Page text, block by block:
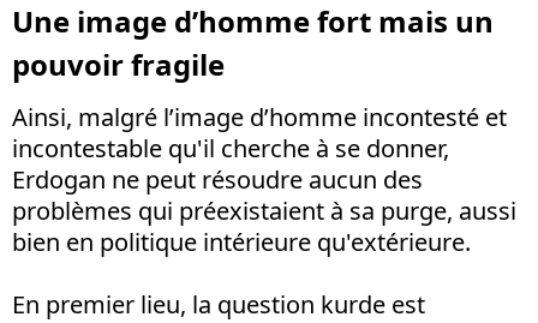
Une image d’homme fort mais un
pouvoir fragile
Ainsi, malgré l’image d’homme incontesté et
incontestable qu'il cherche à se donner,
Erdogan ne peut résoudre aucun des
problèmes qui préexistaient à sa purge, aussi
bien en politique intérieure qu'extérieure.
En premier lieu, la question kurde est